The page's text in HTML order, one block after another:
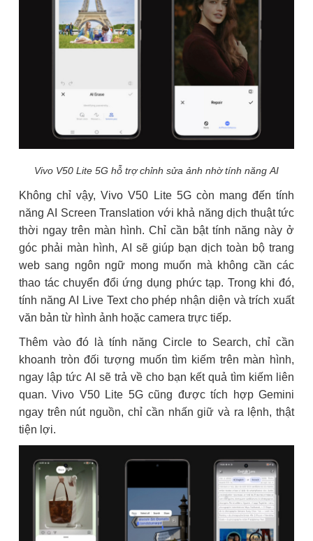
Vivo V50 Lite 5G hỗ trợ chỉnh sửa ảnh nhờ tính năng AI
Không chỉ vậy, Vivo V50 Lite 5G còn mang đến tính
năng AI Screen Translation với khả năng dịch thuật tức
thời ngay trên màn hình. Chỉ cần bật tính năng này ở
góc phải màn hình, AI sẽ giúp bạn dịch toàn bộ trang
web sang ngôn ngữ mong muốn mà không cần các
thao tác chuyển đổi ứng dụng phức tạp. Trong khi đó,
tính năng AI Live Text cho phép nhận diện và trích xuất
văn bản từ hình ảnh hoặc camera trực tiếp.
Thêm vào đó là tính năng Circle to Search, chỉ cần
khoanh tròn đối tượng muốn tìm kiếm trên màn hình,
ngay lập tức AI sẽ trả về cho bạn kết quả tìm kiếm liên
quan. Vivo V50 Lite 5G cũng được tích hợp Gemini
ngay trên nút nguồn, chỉ cần nhấn giữ và ra lệnh, thật
tiện lợi.